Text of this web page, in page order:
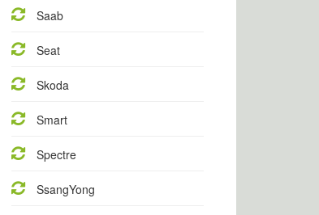
Saab
Seat
Skoda
Smart
Spectre
SsangYong